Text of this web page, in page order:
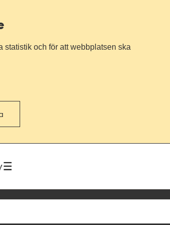
statistik och för att webbplatsen ska